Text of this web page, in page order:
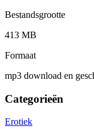
Bestandsgrootte
413 MB
Formaat
mp3 download en
Categorieën
Erotiek